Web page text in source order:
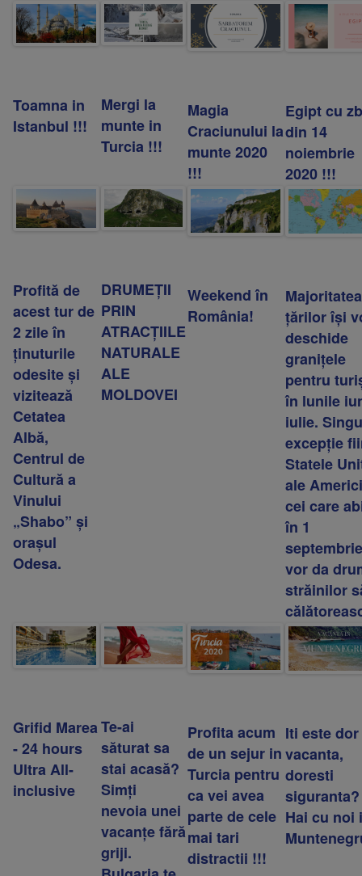
Toamna in
Istanbul !!!
Mergi la
munte in
Turcia !!!
Magia
Craciunului la
munte 2020
!!!
Egipt cu
din 14
noiembrie
2020 !!!
Profită de
acest tur de
2 zile în
ținuturile
odesite și
vizitează
Cetatea
Albă,
Centrul de
Cultură a
Vinului
„Shabo” și
orașul
Odesa.
DRUMEȚII
PRIN
ATRACȚIILE
NATURALE
ALE
MOLDOVEI
Weekend în
România!
Majoritatea
țărilor își
deschide
granițele
pentru
în lunile
iulie.
excepție
Statele
ale
cei care
în 1
septembrie
vor da
străinilor
Grifid Marea
- 24 hours
Ultra All-
inclusive
Te-ai
săturat sa
stai acasă?
Simți
nevoia unei
vacanțe fără
griji.
Profita acum
de un sejur in
Turcia pentru
ca vei avea
parte de cele
mai tari
distractii !!!
Iti este
vacanta,
doresti
siguranta?
Hai cu noi